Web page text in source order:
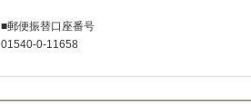
■郵便振替口座番号
01540-0-11658